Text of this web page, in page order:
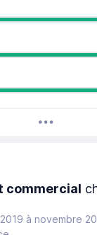
commercial
à novembre